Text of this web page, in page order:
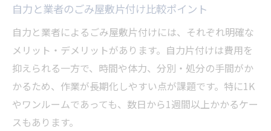
自力と業者のごみ屋敷片付け比較ポイント
自力と業者によるごみ屋敷片付けには、それぞれ明確な
メリット・デメリットがあります。自力片付けは費用を
抑えられる一方で、時間や体力、分別・処分の手間がか
かるため、作業が長期化しやすい点が課題です。特に1K
やワンルームであっても、数日から1週間以上かかるケー
スもあります。